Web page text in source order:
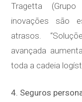
Tragetta
inovações são
atrasos.
avançada
toda a cadeia
4. Seguros